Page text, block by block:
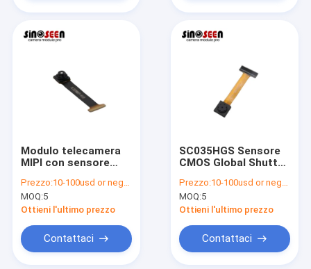
Modulo telecamera
MIPI con sensore
HD 1080P 30fps a
basso consumo
Prezzo:10-100usd or negotiable
MOQ:5
Ottieni l'ultimo prezzo
Contattaci
SC035HGS Sensore
CMOS Global Shutter
CSI-2
Prezzo:10-100usd or negotiable
MOQ:5
Ottieni l'ultimo prezzo
Contattaci